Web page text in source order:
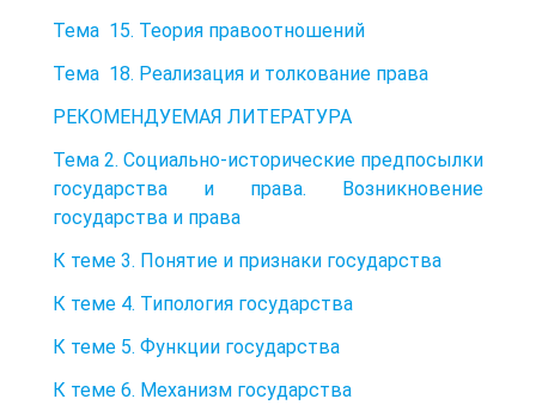
Тема 15. Теория правоотношений
Тема 18. Реализация и толкование права
РЕКОМЕНДУЕМАЯ ЛИТЕРАТУРА
Тема 2. Социально-исторические предпосылки
государства и права. Возникновение
государства и права
К теме 3. Понятие и признаки государства
К теме 4. Типология государства
К теме 5. Функции государства
К теме 6. Механизм государства